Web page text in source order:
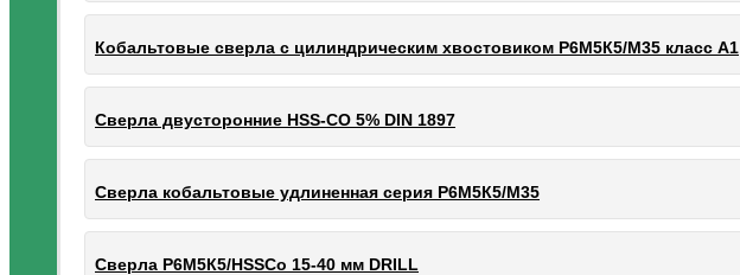
Кобальтовые сверла с цилиндрическим хвостовиком Р6М5К5/М35 класс А1
Сверла двусторонние HSS-CO 5% DIN 1897
Сверла кобальтовые удлиненная серия Р6М5К5/М35
Сверла Р6М5К5/HSSCo 15-40 мм DRILL